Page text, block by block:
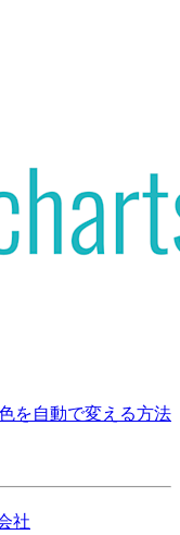
を自動で変える方法
社